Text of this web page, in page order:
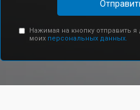
Нажимая на кнопку отправить
моих персональных данных.